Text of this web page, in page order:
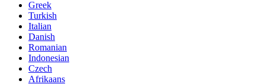
Greek
Turkish
Italian
Danish
Romanian
Indonesian
Czech
Afrikaans